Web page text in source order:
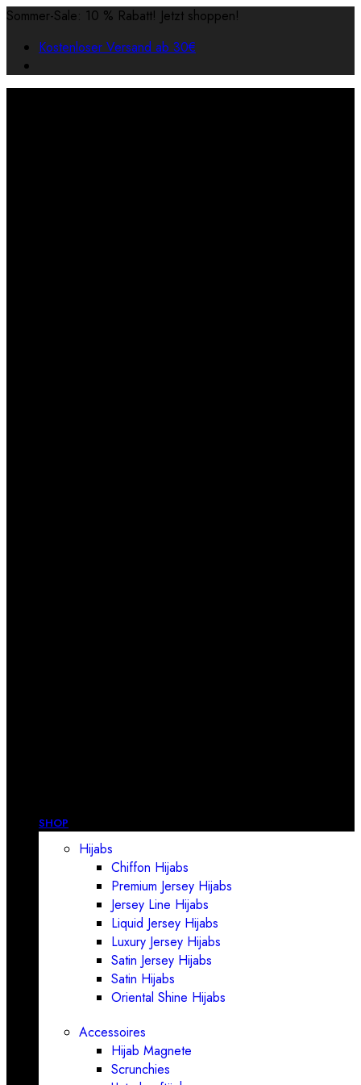
Sommer-Sale: 10 % Rabatt! Jetzt shoppen!
Kostenloser Versand ab 30€
SHOP
Hijabs
Chiffon Hijabs
Premium Jersey Hijabs
Jersey Line Hijabs
Liquid Jersey Hijabs
Luxury Jersey Hijabs
Satin Jersey Hijabs
Satin Hijabs
Oriental Shine Hijabs
Accessoires
Hijab Magnete
Scrunchies